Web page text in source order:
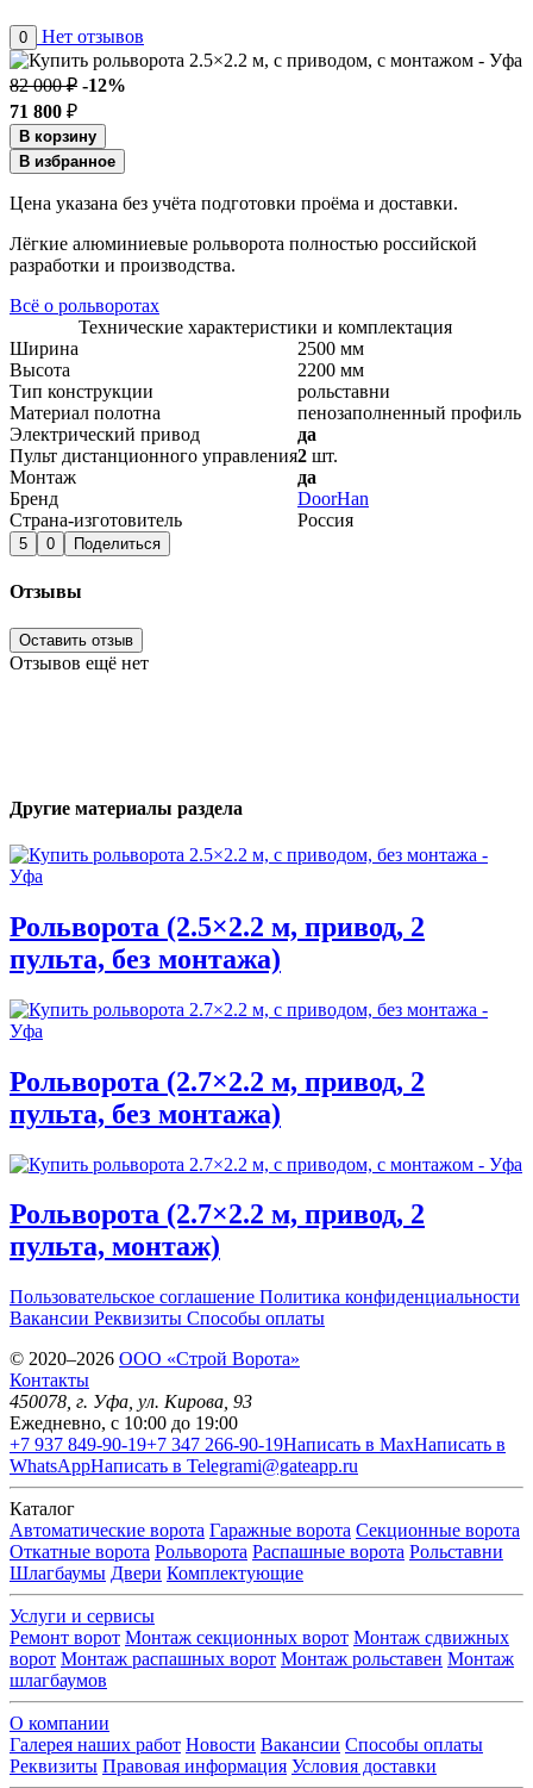
0 Нет отзывов
82 000 ₽ -12%
71 800 ₽
В корзину
В избранное
Цена указана без учёта подготовки проёма и доставки.
Лёгкие алюминиевые рольворота полностью российской
разработки и производства.
Всё о рольворотах
Технические характеристики и комплектация
Ширина
2500 мм
Высота
2200 мм
Тип конструкции
рольставни
Материал полотна
пенозаполненный профиль
Электрический привод
да
Пульт дистанционного управления2 шт.
Монтаж
да
Бренд
DoorHan
Страна-изготовитель
Россия
5 0 Поделиться
Отзывы
Оставить отзыв
Отзывов ещё нет
Другие материалы раздела
Рольворота (2.5×2.2 м, привод, 2
пульта, без монтажа)
Рольворота (2.7×2.2 м, привод, 2
пульта, без монтажа)
Рольворота (2.7×2.2 м, привод, 2
пульта, монтаж)
Пользовательское соглашение Политика конфиденциальности
Вакансии Реквизиты Способы оплаты
© 2020–2026 OOO «Строй Ворота»
Контакты
450078 , г. Уфа ул. Кирова, 93
Ежедневно, с 10:00 до 19:00
+7 937 849-90-19+7 347 266-90-19Написать в MaxНаписать в
WhatsAppНаписать в Telegrami@gateapp.ru
Каталог
Автоматические ворота Гаражные ворота Секционные ворота
Откатные ворота Рольворота Распашные ворота Рольставни
Шлагбаумы Двери Комплектующие
Услуги и сервисы
Ремонт ворот Монтаж секционных ворот Монтаж сдвижных
ворот Монтаж распашных ворот Монтаж рольставен Монтаж
шлагбаумов
О компании
Галерея наших работ Новости Вакансии Способы оплаты
Реквизиты Правовая информация Условия доставки